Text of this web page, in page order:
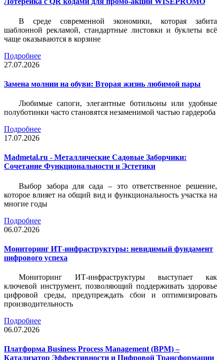
В среде современной экономики, которая забита
шаблонной рекламой, стандартные листовки и буклеты всё
чаще оказываются в корзине
Подробнее
27.07.2026
Замена молнии на обуви: Вторая жизнь любимой пары
Любимые сапоги, элегантные ботильоны или удобные
полуботинки часто становятся незаменимой частью гардероба
Подробнее
17.07.2026
Madmetal.ru - Металлические Садовые Заборчики:
Сочетание Функциональности и Эстетики
Выбор забора для сада – это ответственное решение,
которое влияет на общий вид и функциональность участка на
многие годы
Подробнее
06.07.2026
Мониторинг ИТ-инфраструктуры: невидимый фундамент
цифрового успеха
Мониторинг ИТ-инфраструктуры выступает как
ключевой инструмент, позволяющий поддерживать здоровье
цифровой среды, предупреждать сбои и оптимизировать
производительность
Подробнее
06.07.2026
Платформа Business Process Management (BPM) –
Катализатор Эффективности и Цифровой Трансформации